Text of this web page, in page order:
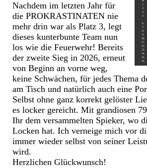
Nachdem im letzten Jahr für
die PROKRASTINATEN nie
mehr drin war als Platz 3, legt
dieses kunterbunte Team nun
los wie die Feuerwehr! Bereits
der zweite Sieg in 2026, erneut
von Beginn an vorne weg,
keine Schwächen, für jedes Thema
am Tisch und natürlich auch eine
Selbst ohne ganz korrekt gelöster
es locker gereicht. Mit grandiosen
Ihr dem versammelten Spieker, wo
Locken hat. Ich verneige mich vor
immer wieder selbst von seiner
wird.
Herzlichen Glückwunsch!